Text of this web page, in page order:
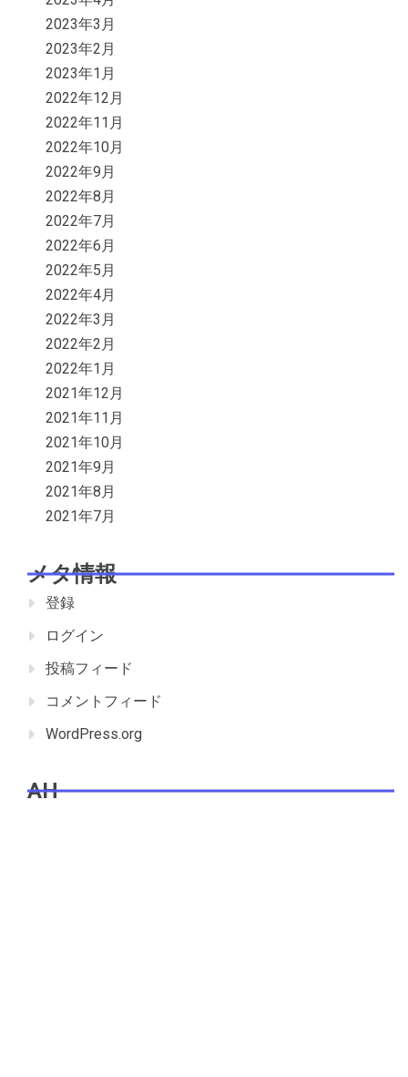
2023年3月
2023年2月
2023年1月
2022年12月
2022年11月
2022年10月
2022年9月
2022年8月
2022年7月
2022年6月
2022年5月
2022年4月
2022年3月
2022年2月
2022年1月
2021年12月
2021年11月
2021年10月
2021年9月
2021年8月
2021年7月
メタ情報
登録
ログイン
投稿フィード
コメントフィード
WordPress.org
AH